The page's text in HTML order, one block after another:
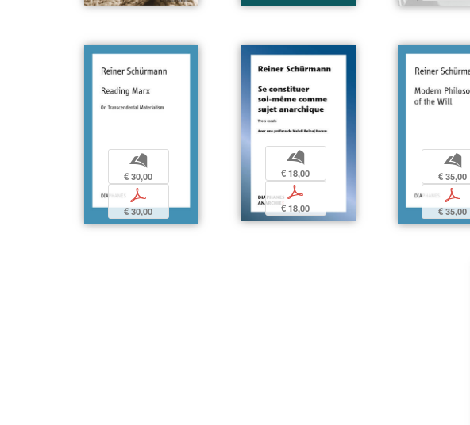
b
€ 30,00
p
€ 30,00
b
€ 18,00
p
€ 18,00
b
€ 35,00
p
€ 35,00